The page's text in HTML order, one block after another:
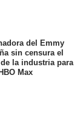
del Emmy
sin censura el
la industria para
Max